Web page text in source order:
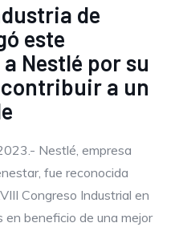
de
este
Nestlé por su
a un
Nestlé, empresa
fue reconocida
Congreso Industrial en
en beneficio de una mejor